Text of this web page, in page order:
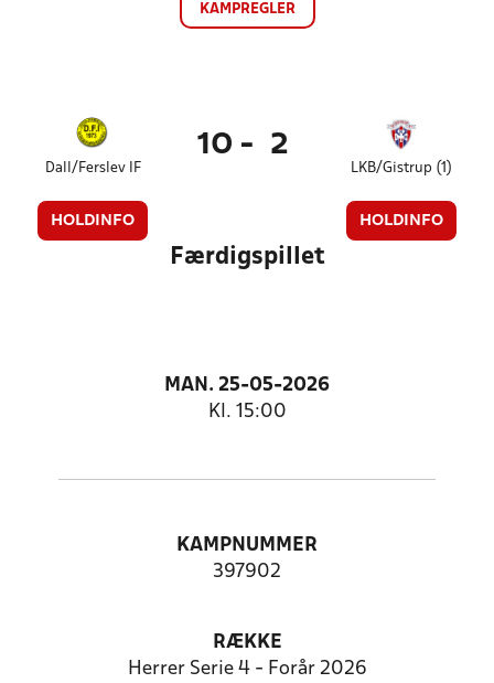
KAMPREGLER
Dall/Ferslev IF
HOLDINFO
10 - 2
LKB/Gistrup (1)
HOLDINFO
Færdigspillet
MAN. 25-05-2026
Kl. 15:00
KAMPNUMMER
397902
RÆKKE
Herrer Serie 4 - Forår 2026